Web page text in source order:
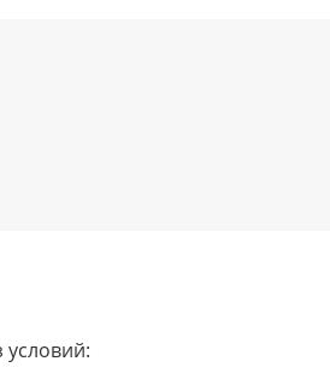
условий: